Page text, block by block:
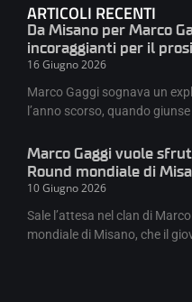
ARTICOLI RECENTI
Da Misano per Marco
incoraggianti per il
16 Giugno 2026
Marco Gaggi sognava un
l’anno scorso, quando
Marco Gaggi vuole
Round mondiale di
10 Giugno 2026
Sale l’attesa nel clan di
mondiale di Misano, che il